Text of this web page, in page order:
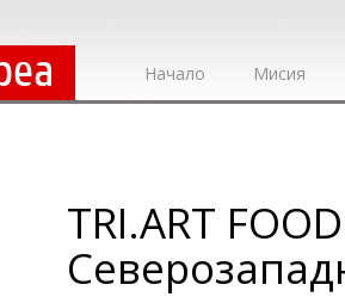
Начало Мисия
TRI.ART